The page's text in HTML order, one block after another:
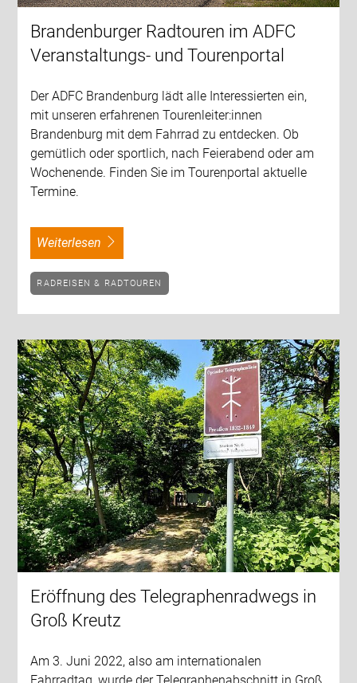
Brandenburger Radtouren im ADFC
Veranstaltungs- und Tourenportal
Der ADFC Brandenburg lädt alle Interessierten ein,
mit unseren erfahrenen Tourenleiter:innen
Brandenburg mit dem Fahrrad zu entdecken. Ob
gemütlich oder sportlich, nach Feierabend oder am
Wochenende. Finden Sie im Tourenportal aktuelle
Termine.
weiterlesen
RADREISEN & RADTOUREN
Eröffnung des Telegraphenradwegs in
Groß Kreutz
Am 3. Juni 2022, also am internationalen